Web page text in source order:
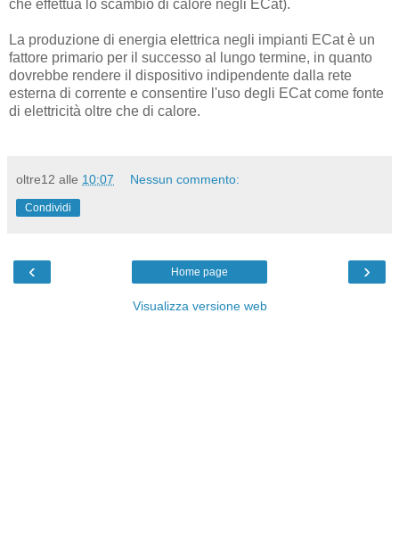
che effettua lo scambio di calore negli ECat).
La produzione di energia elettrica negli impianti ECat è un
fattore primario per il successo al lungo termine, in quanto
dovrebbe rendere il dispositivo indipendente dalla rete
esterna di corrente e consentire l'uso degli ECat come fonte
di elettricità oltre che di calore.
oltre12 alle 10:07 Nessun commento:
Condividi
‹ ›
Home page
Visualizza versione web